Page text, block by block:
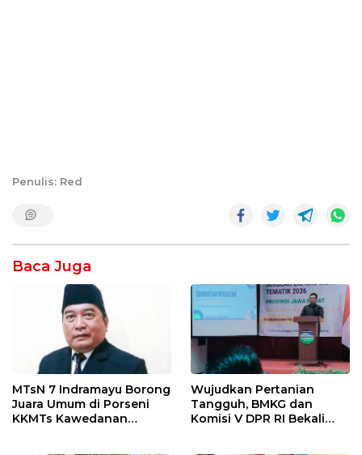
Penulis: Red
Baca Juga
MTsN 7 Indramayu Borong
Juara Umum di Porseni
KKMTs Kawedanan
Wujudkan Pertanian
Tangguh, BMKG dan
Komisi V DPR RI Bekali